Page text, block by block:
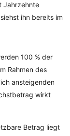
Jahrzehnte
ihn bereits im
100 % der
Rahmen des
ansteigenden
wirkt
Betrag liegt